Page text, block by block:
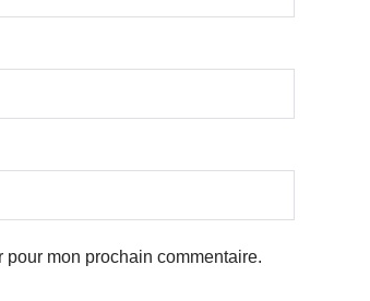
mon prochain commentaire.